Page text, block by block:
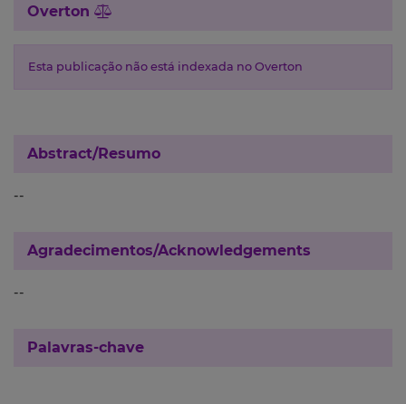
Overton
Esta publicação não está indexada no Overton
Abstract/Resumo
--
Agradecimentos/Acknowledgements
--
Palavras-chave